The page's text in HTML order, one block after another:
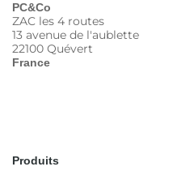
PC&Co
ZAC les 4 routes
13 avenue de l'aublette
22100 Quévert
France
Produits